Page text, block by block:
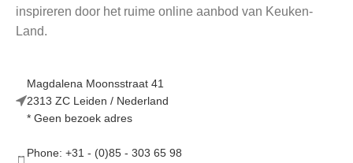
inspireren door het ruime online aanbod van Keuken-
Land.
Magdalena Moonsstraat 41
2313 ZC Leiden / Nederland
* Geen bezoek adres
Phone: +31 - (0)85 - 303 65 98